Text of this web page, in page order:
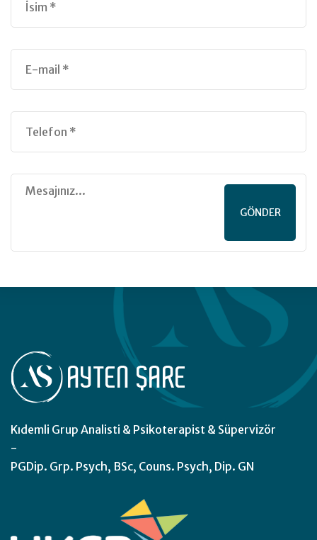
GÖNDER
Kıdemli Grup Analisti & Psikoterapist & Süpervizör
-
PGDip. Grp. Psych, BSc, Couns. Psych, Dip. GN